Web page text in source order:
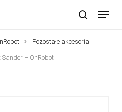
Szukaj
Menu
Pozostałe akcesoria
Sander – OnRobot